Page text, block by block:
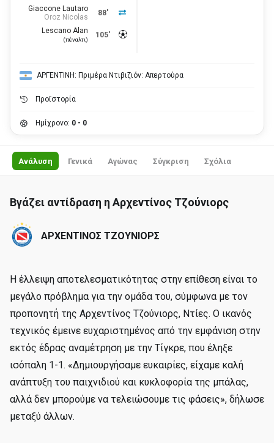
88'
Giaccone Lautaro
Oroz Nicolas
105'
Lescano Alan
(πέναλτι)
ΑΡΓΕΝΤΙΝΗ: Πριμέρα Ντιβιζιόν: Απερτούρα
Προϊστορία
Ημίχρονο: 0 - 0
Ανάλυση Γενικά Αγώνας Σύγκριση Σχόλια
Βγάζει αντίδραση η Αρχεντίνος Τζούνιορς
ΑΡΧΕΝΤΙΝΟΣ ΤΖΟΥΝΙΟΡΣ
Η έλλειψη αποτελεσματικότητας στην επίθεση είναι το
μεγάλο πρόβλημα για την ομάδα του, σύμφωνα με τον
προπονητή της Αρχεντίνος Τζούνιορς, Ντίες. Ο ικανός
τεχνικός έμεινε ευχαριστημένος από την εμφάνιση στην
εκτός έδρας αναμέτρηση με την Τίγκρε, που έληξε
ισόπαλη 1-1. «Δημιουργήσαμε ευκαιρίες, είχαμε καλή
ανάπτυξη του παιχνιδιού και κυκλοφορία της μπάλας,
αλλά δεν μπορούμε να τελειώσουμε τις φάσεις», δήλωσε
μεταξύ άλλων.